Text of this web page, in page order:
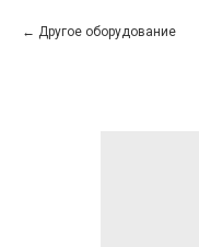
Другое оборудование